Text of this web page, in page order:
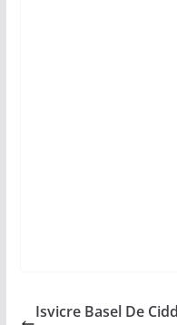
Isvicre Basel De